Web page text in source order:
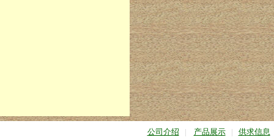
公司介绍 | 产品展示 | 供求信息